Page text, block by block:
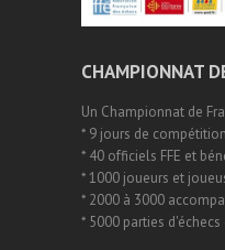
CHAMPIONNAT
Un Championnat de
* 9 jours de compétition
* 40 officiels FFE et
* 1000 joueurs et
* 2000 à 3000
* 5000 parties d'échecs